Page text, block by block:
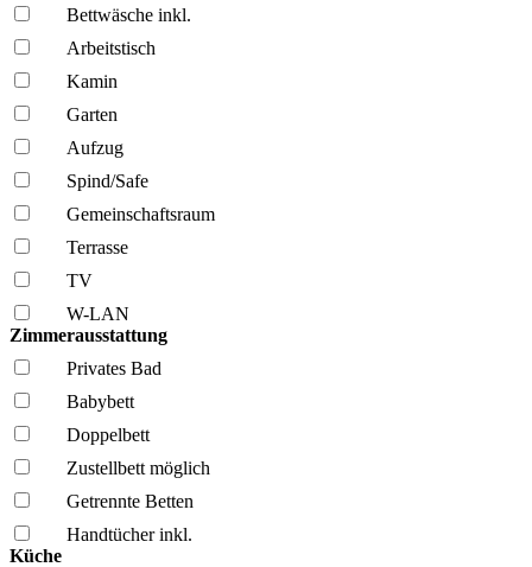
Bettwäsche inkl.
Arbeitstisch
Kamin
Garten
Aufzug
Spind/Safe
Gemeinschafts­raum
Terrasse
TV
W-LAN
Zimmerausstattung
Privates Bad
Babybett
Doppelbett
Zustellbett möglich
Getrennte Betten
Handtücher inkl.
Küche